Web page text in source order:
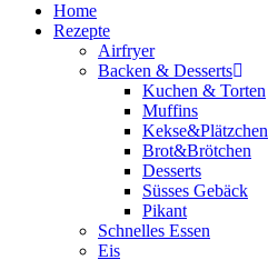
Home
Rezepte
Airfryer
Backen & Desserts
Kuchen & Torten
Muffins
Kekse&Plätzchen
Brot&Brötchen
Desserts
Süsses Gebäck
Pikant
Schnelles Essen
Eis